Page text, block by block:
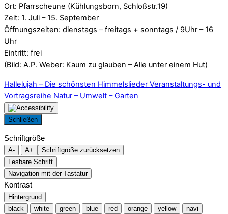
Ort: Pfarrscheune (Kühlungsborn, Schloßstr.19)
Zeit: 1. Juli – 15. September
Öffnungszeiten: dienstags – freitags + sonntags / 9Uhr – 16
Uhr
Eintritt: frei
(Bild: A.P. Weber: Kaum zu glauben – Alle unter einem Hut)
Hallelujah – Die schönsten Himmelslieder Veranstaltungs- und
Vortragsreihe Natur – Umwelt – Garten
Schließen
Schriftgröße
A- A+
Schriftgröße zurücksetzen
Lesbare Schrift
Navigation mit der Tastatur
Kontrast
Hintergrund
black
white green blue red orange yellow
navi